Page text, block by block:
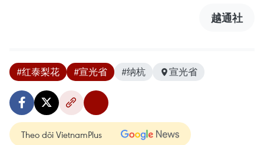
越通社
#红泰梨花 #宣光省 #纳杭 宣光省
Theo dõi VietnamPlus